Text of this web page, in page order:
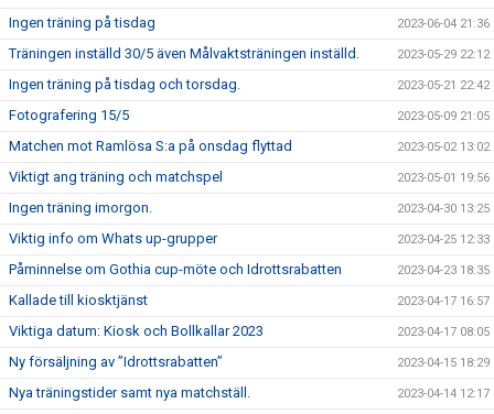
Ingen träning på tisdag 2023-06-04 21:36
Träningen inställd 30/5 även Målvaktsträningen inställd. 2023-05-29 22:12
Ingen träning på tisdag och torsdag. 2023-05-21 22:42
Fotografering 15/5 2023-05-09 21:05
Matchen mot Ramlösa S:a på onsdag flyttad 2023-05-02 13:02
Viktigt ang träning och matchspel 2023-05-01 19:56
Ingen träning imorgon. 2023-04-30 13:25
Viktig info om Whats up-grupper 2023-04-25 12:33
Påminnelse om Gothia cup-möte och Idrottsrabatten 2023-04-23 18:35
Kallade till kiosktjänst 2023-04-17 16:57
Viktiga datum: Kiosk och Bollkallar 2023 2023-04-17 08:05
Ny försäljning av ”Idrottsrabatten” 2023-04-15 18:29
Nya träningstider samt nya matchställ. 2023-04-14 12:17